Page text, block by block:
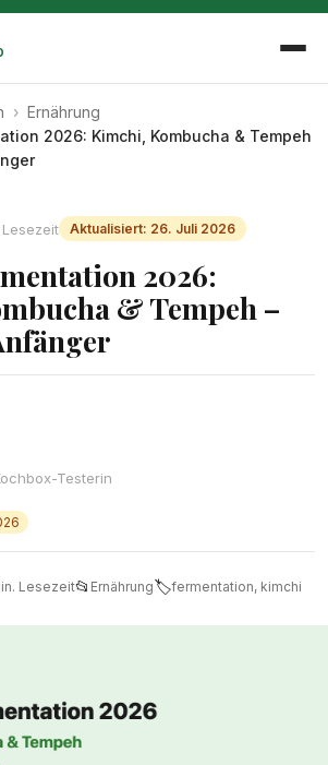
› Ernährung
2026: Kimchi, Kombucha & Tempeh
Aktualisiert: 26. Juli 2026
2026:
& Tempeh –
Testerin
Lesezeit📂 Ernährung🏷fermentation, kimchi